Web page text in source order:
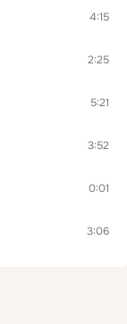
4:15
2:25
5:21
3:52
0:01
3:06